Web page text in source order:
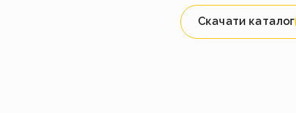
Скачати каталог